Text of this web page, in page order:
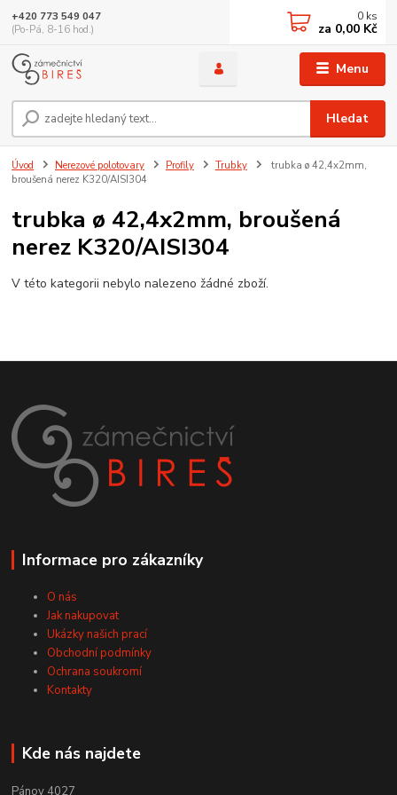
Menu
Hledat
+420 773 549 047
(Po-Pá, 8-16 hod.)
0 ks
za 0,00 Kč
Úvod Nerezové polotovary Profily Trubky
trubka ø 42,4x2mm,
broušená nerez K320/AISI304
trubka ø 42,4x2mm, broušená
nerez K320/AISI304
V této kategorii nebylo nalezeno žádné zboží.
Informace pro zákazníky
O nás
Jak nakupovat
Ukázky našich prací
Obchodní podmínky
Ochrana soukromí
Kontakty
Kde nás najdete
Pánov 4027